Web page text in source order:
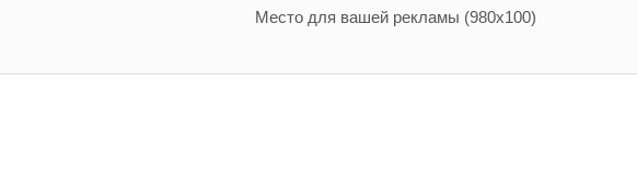
Место для вашей рекламы (980х100)